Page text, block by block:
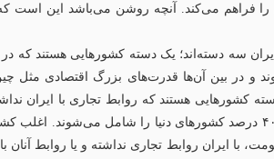
را فراهم می‌کند. آنچه روشن می‌باشد این است
در بین آن‌ها قدرت‌های بزرگ اقتصادی مثل
کشورهایی هستند که روابط تجاری با ایران
کشورها بوده است. این‌ها لااقل ۴۰ درصد کشورهای دنیا
با ایران روابط تجاری نداشته و یا روابط